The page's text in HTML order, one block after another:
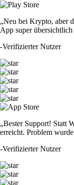
„Neu bei Krypto, aber
App super
-Verifizierter Nutzer
„Bester Support! Statt
erreicht. Problem
-Verifizierter Nutzer